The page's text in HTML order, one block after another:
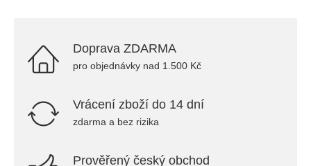
Doprava ZDARMA
pro objednávky nad 1.500 Kč
Vrácení zboží do 14 dní
zdarma a bez rizika
Prověřený český obchod